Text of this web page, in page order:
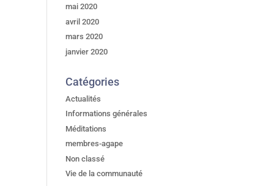
mai 2020
avril 2020
mars 2020
janvier 2020
Catégories
Actualités
Informations générales
Méditations
membres-agape
Non classé
Vie de la communauté